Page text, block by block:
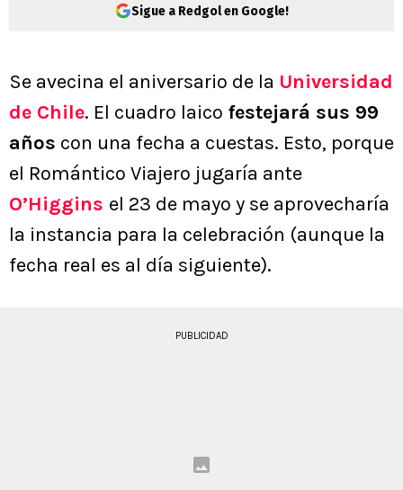
Sigue a Redgol en Google!
Se avecina el aniversario de la Universidad
de Chile. El cuadro laico festejará sus 99
años con una fecha a cuestas. Esto, porque
el Romántico Viajero jugaría ante
O’Higgins el 23 de mayo y se aprovecharía
la instancia para la celebración (aunque la
fecha real es al día siguiente).
PUBLICIDAD